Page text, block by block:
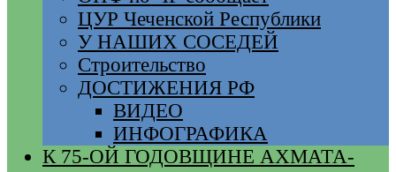
ЦУР Чеченской Республики
У НАШИХ СОСЕДЕЙ
Строительство
ДОСТИЖЕНИЯ РФ
ВИДЕО
ИНФОГРАФИКА
К 75-ОЙ ГОДОВЩИНЕ АХМАТА-